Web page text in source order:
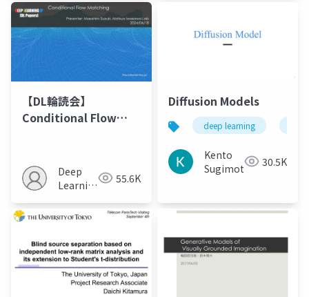
【DL輪読会】
Conditional Flow
Deep
Learning
55.6K
Diffusion Models
deep learning
Kento
Sugimoto
30.5K